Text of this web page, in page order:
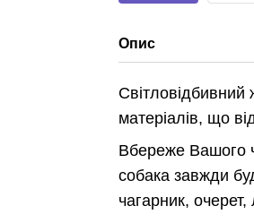
Опис
матеріалів, що
Вбереже Вашого
собака завжди
чагарник, очерет,